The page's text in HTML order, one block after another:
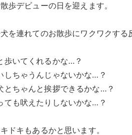
歩デビューの日を迎えます。
を連れてのお散歩にワクワクする
歩いてくれるかな…？
しちゃうんじゃないかな…？
とちゃんと挨拶できるかな…？
ても吠えたりしないかな…？
ドキもあるかと思います。